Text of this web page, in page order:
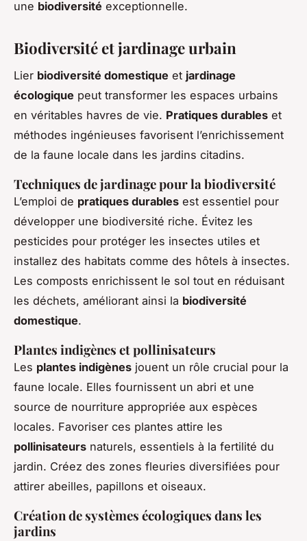
une biodiversité exceptionnelle.
Biodiversité et jardinage urbain
Lier biodiversité domestique et jardinage
écologique peut transformer les espaces urbains
en véritables havres de vie. Pratiques durables et
méthodes ingénieuses favorisent l’enrichissement
de la faune locale dans les jardins citadins.
Techniques de jardinage pour la biodiversité
L’emploi de pratiques durables est essentiel pour
développer une biodiversité riche. Évitez les
pesticides pour protéger les insectes utiles et
installez des habitats comme des hôtels à insectes.
Les composts enrichissent le sol tout en réduisant
les déchets, améliorant ainsi la biodiversité
domestique.
Plantes indigènes et pollinisateurs
Les plantes indigènes jouent un rôle crucial pour la
faune locale. Elles fournissent un abri et une
source de nourriture appropriée aux espèces
locales. Favoriser ces plantes attire les
pollinisateurs naturels, essentiels à la fertilité du
jardin. Créez des zones fleuries diversifiées pour
attirer abeilles, papillons et oiseaux.
Création de systèmes écologiques dans les
jardins